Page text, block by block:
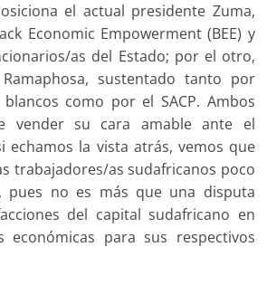
el actual presidente Zuma,
Economic Empowerment (BEE) y
as del Estado; por el otro,
sustentado tanto por
como por el SACP. Ambos
vender su cara amable ante el
echamos la vista atrás, vemos que
trabajadores/as sudafricanos poco
pues no es más que una disputa
del capital sudafricano en
económicas para sus respectivos